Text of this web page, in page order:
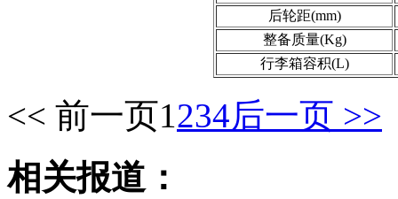
后轮距(mm)
整备质量(Kg)
行李箱容积(L)
<< 前一页1234后一页 >>
相关报道：